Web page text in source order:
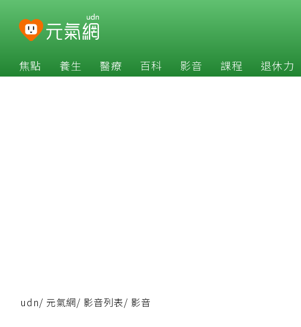
焦點 養生 醫療 百科 影音 課程 退休力
udn/ 元氣網/ 影音列表/ 影音